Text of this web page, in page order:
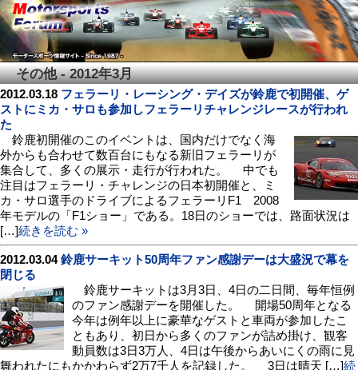
その他 - 2012年3月
2012.03.18 フェラーリ・レーシング・デイズが鈴鹿で初開催、ゲ
ストにミカ・サロも参加しフェラーリチャレンジレースが行われ
た
鈴鹿初開催のこのイベントは、国内だけでなく海
外からも合わせて数百台にもなる新旧フェラーリが
集合して、多くの展示・走行が行われた。 中でも
注目はフェラーリ・チャレンジの日本初開催と、ミ
カ・サロ選手のドライブによるフェラーリF1 2008
年モデルの「F1ショー」である。18日のショーでは、路面状況は
[…]続きを読む »
2012.03.04鈴鹿サーキット50周年ファン感謝デーは大盛況で幕を
閉じる
鈴鹿サーキットは3月3日、4日の二日間、毎年恒例
のファン感謝デーを開催した。 開場50周年となる
今年は例年以上に豪華なゲストと車両が参加したこ
ともあり、初日から多くのファンが詰め掛け、観客
動員数は3日3万人、4日は午後からあいにくの雨に見
舞われたにもかかわらず2万7千人を記録した。 3日は晴天 […]続